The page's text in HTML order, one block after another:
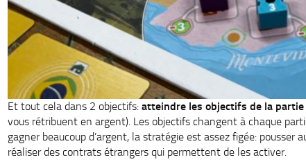
Et tout cela dans 2 objectifs: atteindre les objectifs de la partie
vous rétribuent en argent). Les objectifs changent à chaque
gagner beaucoup d’argent, la stratégie est assez figée: pousser
réaliser des contrats étrangers qui permettent de les activer.